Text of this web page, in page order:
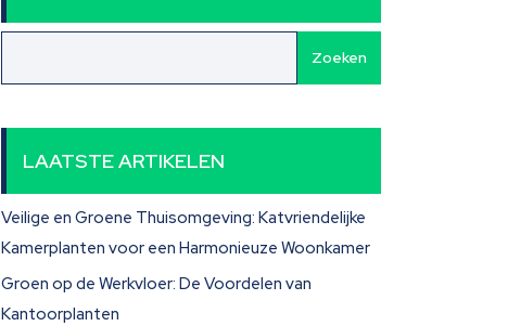
Zoeken
LAATSTE ARTIKELEN
Veilige en Groene Thuisomgeving: Katvriendelijke
Kamerplanten voor een Harmonieuze Woonkamer
Groen op de Werkvloer: De Voordelen van
Kantoorplanten